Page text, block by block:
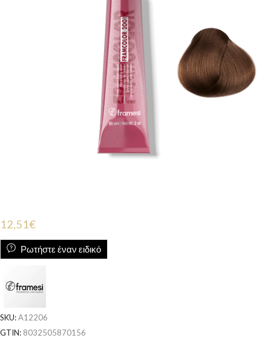
12,51€
Ρωτήστε έναν ειδικό
SKU:A12206
GTIN: 8032505870156